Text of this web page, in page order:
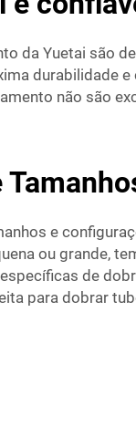
da Yuetai são
durabilidade
não são
e
ou grande,
de
para dobrar